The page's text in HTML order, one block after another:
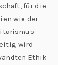
für die
wie der
wird
Ethik